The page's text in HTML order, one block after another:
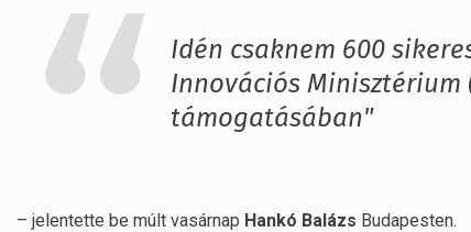
Idén csaknem 600
Innovációs Minisztérium
támogatásában"
– jelentette be múlt vasárnap Hankó Balázs Budapesten.